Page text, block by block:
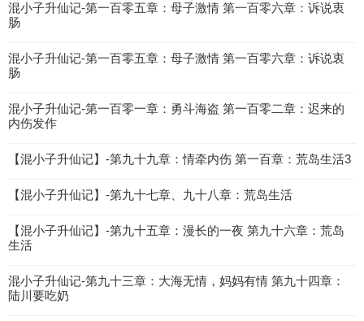
混小子升仙记-第一百零五章：母子激情 第一百零六章：诉说衷
肠
混小子升仙记-第一百零五章：母子激情 第一百零六章：诉说衷
肠
混小子升仙记-第一百零一章：勇斗海盗 第一百零二章：迟来的
内伤发作
【混小子升仙记】-第九十九章：情牵内伤 第一百章：荒岛生活3
【混小子升仙记】-第九十七章、九十八章：荒岛生活
【混小子升仙记】-第九十五章：漫长的一夜 第九十六章：荒岛
生活
混小子升仙记-第九十三章：大海无情，妈妈有情 第九十四章：
陆川要吃奶